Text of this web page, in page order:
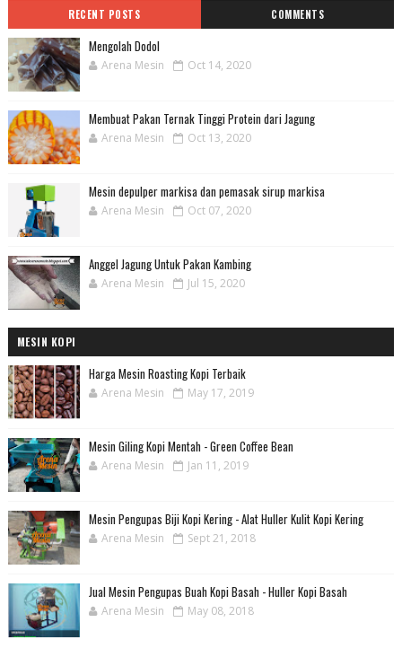
RECENT POSTS COMMENTS
Mengolah Dodol
Arena Mesin Oct 14, 2020
Membuat Pakan Ternak Tinggi Protein dari Jagung
Arena Mesin Oct 13, 2020
Mesin depulper markisa dan pemasak sirup markisa
Arena Mesin Oct 07, 2020
Anggel Jagung Untuk Pakan Kambing
Arena Mesin Jul 15, 2020
MESIN KOPI
Harga Mesin Roasting Kopi Terbaik
Arena Mesin May 17, 2019
Mesin Giling Kopi Mentah - Green Coffee Bean
Arena Mesin Jan 11, 2019
Mesin Pengupas Biji Kopi Kering - Alat Huller Kulit Kopi Kering
Arena Mesin Sept 21, 2018
Jual Mesin Pengupas Buah Kopi Basah - Huller Kopi Basah
Arena Mesin May 08, 2018